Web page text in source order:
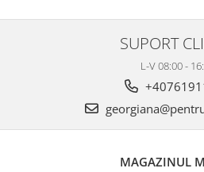
SUPORT
L-V 08:00 -
MAGAZINUL